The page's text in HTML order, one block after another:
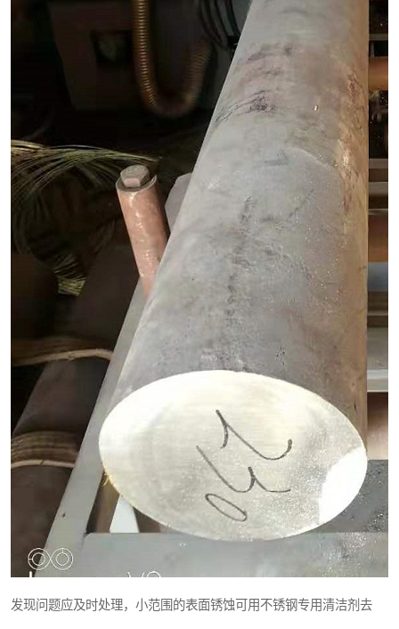
发现问题应及时处理，小范围的表面锈蚀可用不锈钢专用清洁剂去